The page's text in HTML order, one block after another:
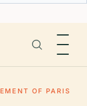
OF PARIS